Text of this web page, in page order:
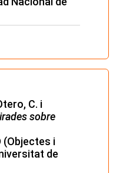
C. i
sobre
(Objectes i
de